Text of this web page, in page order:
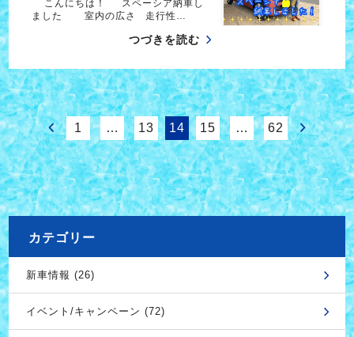
こんにちは！ スペーシア納車し
ました 室内の広さ 走行性…
つづきを読む
1 … 13 14 15 … 62
カテゴリー
新車情報 (26)
イベント/キャンペーン (72)